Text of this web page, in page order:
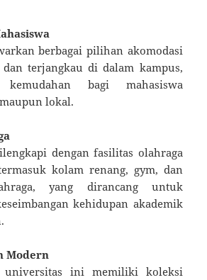
berbagai pilihan akomodasi
terjangkau di dalam kampus,
kemudahan bagi mahasiswa
lokal.
dengan fasilitas olahraga
kolam renang, gym, dan
yang dirancang untuk
kehidupan akademik
Modern
universitas ini memiliki koleksi